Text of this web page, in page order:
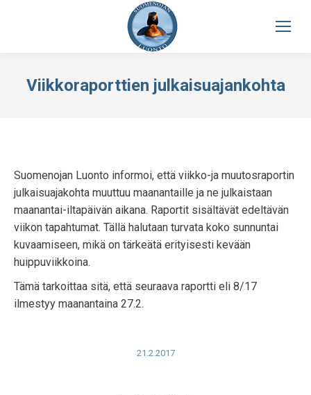
Viikkoraporttien julkaisuajankohta
Suomenojan Luonto informoi, että viikko-ja muutosraportin
julkaisuajakohta muuttuu maanantaille ja ne julkaistaan
maanantai-iltapäivän aikana. Raportit sisältävät edeltävän
viikon tapahtumat. Tällä halutaan turvata koko sunnuntai
kuvaamiseen, mikä on tärkeätä erityisesti kevään
huippuviikkoina.
Tämä tarkoittaa sitä, että seuraava raportti eli 8/17
ilmestyy maanantaina 27.2.
21.2.2017